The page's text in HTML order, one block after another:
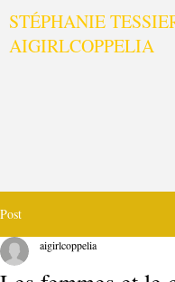
STÉPHANIE
AIGIRLCOPPELIA
Post
aigirlcoppelia